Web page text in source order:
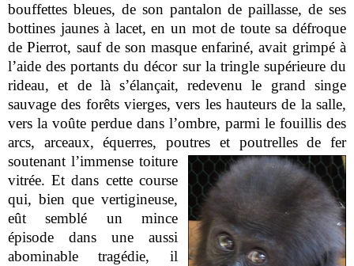
bouffettes bleues, de son pantalon de paillasse, de ses
bottines jaunes à lacet, en un mot de toute sa défroque
de Pierrot, sauf de son masque enfariné, avait grimpé à
l’aide des portants du décor sur la tringle supérieure du
rideau, et de là s’élançait, redevenu le grand singe
sauvage des forêts vierges, vers les hauteurs de la salle,
vers la voûte perdue dans l’ombre, parmi le fouillis des
arcs, arceaux, équerres, poutres et poutrelles de fer
soutenant l’immense toiture
vitrée. Et dans cette course
qui, bien que vertigineuse,
eût semblé un mince
épisode dans une aussi
abominable tragédie, il